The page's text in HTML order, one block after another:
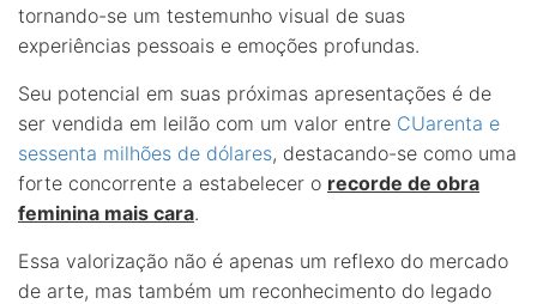
tornando-se um testemunho visual de suas
experiências pessoais e emoções profundas.
Seu potencial em suas próximas apresentações é de
ser vendida em leilão com um valor entre CUarenta e
sessenta milhões de dólares, destacando-se como uma
forte concorrente a estabelecer o recorde de obra
feminina mais cara.
Essa valorização não é apenas um reflexo do mercado
de arte, mas também um reconhecimento do legado